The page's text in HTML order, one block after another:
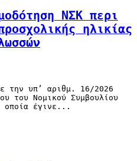
ΝΣΚ περι
ηλικίας
την υπ’ αριθμ. 16/2026
του Νομικού Συμβουλίου
έγινε...